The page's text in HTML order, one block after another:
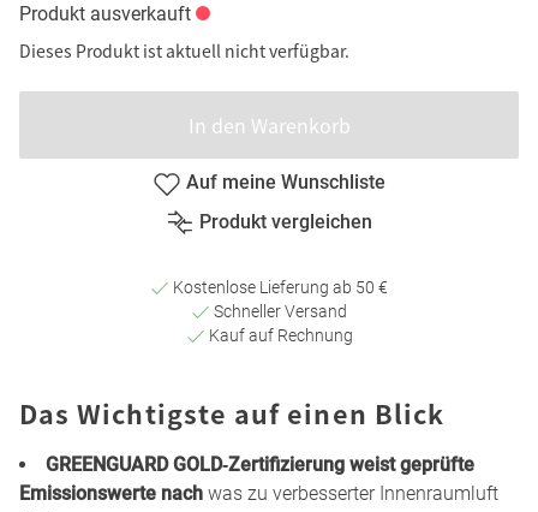
Produkt ausverkauft
Dieses Produkt ist aktuell nicht verfügbar.
In den Warenkorb
Auf meine Wunschliste
Produkt vergleichen
Kostenlose Lieferung ab 50 €
Schneller Versand
Kauf auf Rechnung
Das Wichtigste auf einen Blick
GREENGUARD GOLD‑Zertifizierung weist geprüfte
Emissionswerte nach was zu verbesserter Innenraumluft